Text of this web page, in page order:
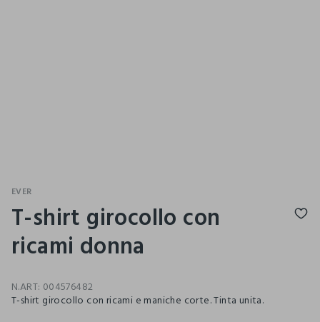
EVER
T-shirt girocollo con
ricami donna
N.ART: 004576482
T-shirt girocollo con ricami e maniche corte. Tinta unita.